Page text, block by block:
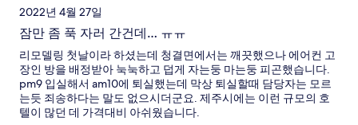
2022년 4월 27일
잠만 좀 푹 자러 간건데… ㅠㅠ
리모델링 첫날이라 하셨는데 청결면에서는 깨끗했으나 에어컨 고
장인 방을 배정받아 눅눅하고 덥게 자는둥 마는둥 피곤했습니다.
pm9 입실해서 am10에 퇴실했는데 막상 퇴실할때 담당자는 모르
는듯 죄송하다는 말도 없으시더군요. 제주시에는 이런 규모의 호
텔이 많던 데 가격대비 아쉬웠습니다.